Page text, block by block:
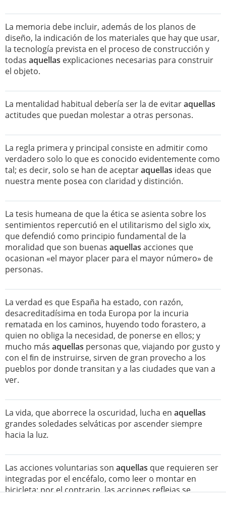
La memoria debe incluir, además de los planos de
diseño, la indicación de los materiales que hay que usar,
la tecnología prevista en el proceso de construcción y
todas aquellas explicaciones necesarias para construir
el objeto.
La mentalidad habitual debería ser la de evitaraquellas
actitudes que puedan molestar a otras personas.
La regla primera y principal consiste en admitir como
verdadero solo lo que es conocido evidentemente como
tal; es decir, solo se han de aceptaraquellas ideas que
nuestra mente posea con claridad y distinción.
La tesis humeana de que la ética se asienta sobre los
sentimientos repercutió en el utilitarismo del siglo xix,
que defendió como principio fundamental de la
moralidad que son buenas aquellas acciones que
ocasionan «el mayor placer para el mayor número» de
personas.
La verdad es que España ha estado, con razón,
desacreditadísima en toda Europa por la incuria
rematada en los caminos, huyendo todo forastero, a
quien no obliga la necesidad, de ponerse en ellos; y
mucho más aquellas personas que, viajando por gusto y
con el ﬁn de instruirse, sirven de gran provecho a los
pueblos por donde transitan y a las ciudades que van a
ver.
La vida, que aborrece la oscuridad, lucha en aquellas
grandes soledades selváticas por ascender siempre
hacia la luz.
Las acciones voluntarias son aquellas que requieren ser
integradas por el encéfalo, como leer o montar en
bicicleta; por el contrario, las acciones reflejas se